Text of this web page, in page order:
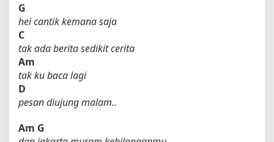
G
hei cantik kemana saja
C
tak ada berita sedikit cerita
Am
tak ku baca lagi
D
pesan diujung malam..
Am G